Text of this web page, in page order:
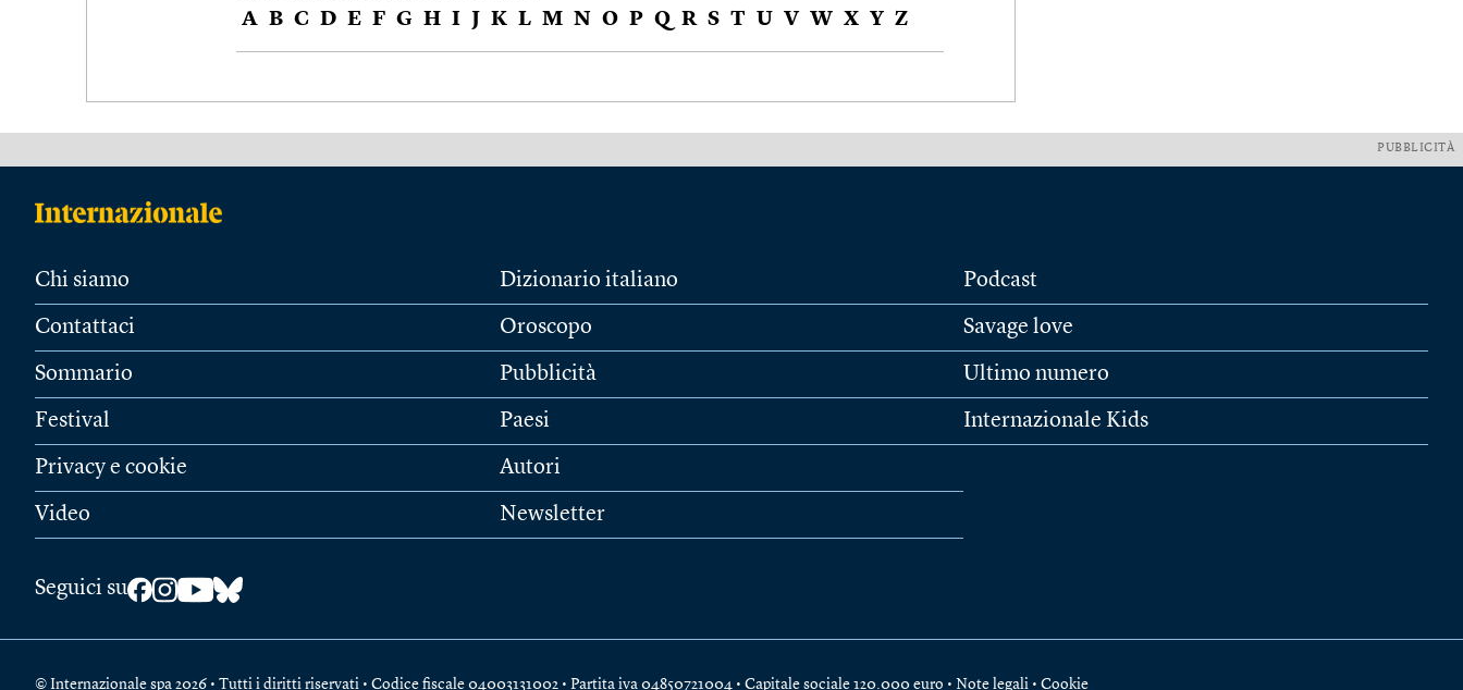
A B C D E F G H I J K L M N O P Q R S T U V W X Y Z
PUBBLICITÀ
Chi siamo
Contattaci
Sommario
Festival
Privacy e cookie
Video
Dizionario italiano
Oroscopo
Pubblicità
Paesi
Autori
Newsletter
Podcast
Savage love
Ultimo numero
Internazionale Kids
Seguici su
© Internazionale spa 2026 • Tutti i diritti riservati • Codice fiscale 04003131002 • Partita iva 04850721004 • Capitale sociale 120.000 euro • Note legali • Cookie